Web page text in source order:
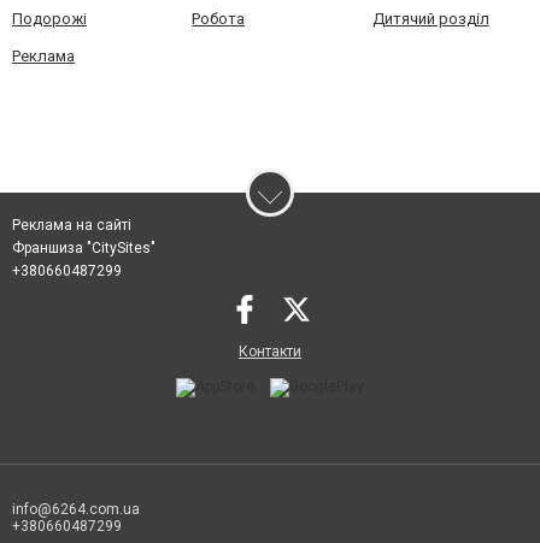
Подорожі Робота Дитячий розділ
Реклама
Реклама на сайті
Франшиза "CitySites"
+380660487299
Контакти
info@6264.com.ua
+380660487299